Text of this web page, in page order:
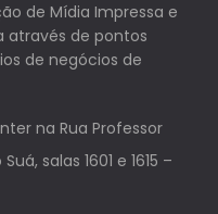
de Mídia Impressa e
através de pontos
de negócios de
na Rua Professor
salas 1601 e 1615 –